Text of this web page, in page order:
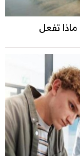
تفعل